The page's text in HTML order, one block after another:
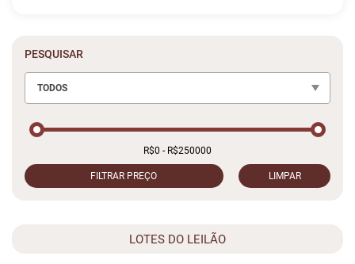
PESQUISAR
TODOS
FILTRAR PREÇO LIMPAR
LOTES DO LEILÃO